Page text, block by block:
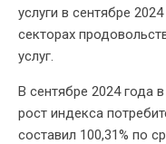
услуги в сентябре
секторах
услуг.
В сентябре 2024 года
рост индекса
составил 100,31% по